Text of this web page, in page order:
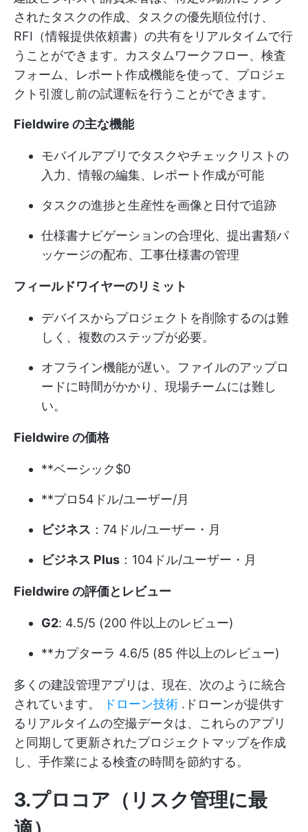
されたタスクの作成、タスクの優先順位付け、
RFI（情報提供依頼書）の共有をリアルタイムで行
うことができます。カスタムワークフロー、検査
フォーム、レポート作成機能を使って、プロジェ
クト引渡し前の試運転を行うことができます。
Fieldwire の主な機能
モバイルアプリでタスクやチェックリストの
入力、情報の編集、レポート作成が可能
タスクの進捗と生産性を画像と日付で追跡
仕様書ナビゲーションの合理化、提出書類パ
ッケージの配布、工事仕様書の管理
フィールドワイヤーのリミット
デバイスからプロジェクトを削除するのは難
しく、複数のステップが必要。
オフライン機能が遅い。ファイルのアップロ
ードに時間がかかり、現場チームには難し
い。
Fieldwire の価格
**ベーシック$0
**プロ54ドル/ユーザー/月
ビジネス ：74ドル/ユーザー・月
ビジネス Plus ：104ドル/ユーザー・月
Fieldwire の評価とレビュー
G2: 4.5/5 (200 件以上のレビュー)
**カプターラ 4.6/5 (85 件以上のレビュー)
多くの建設管理アプリは、現在、次のように統合
されています。
ドローン技術 .ドローンが提供す
るリアルタイムの空撮データは、これらのアプリ
と同期して更新されたプロジェクトマップを作成
し、手作業による検査の時間を節約する。
3.プロコア（リスク管理に最